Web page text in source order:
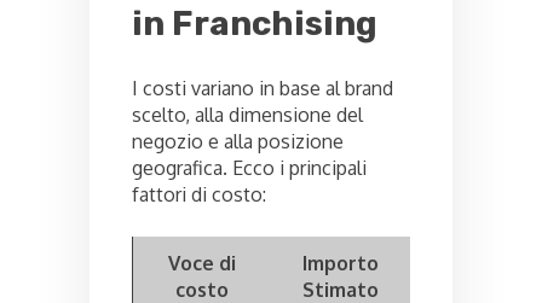
in Franchising
I costi variano in base al brand
scelto, alla dimensione del
negozio e alla posizione
geografica. Ecco i principali
fattori di costo:
Voce di
costo
Importo
Stimato